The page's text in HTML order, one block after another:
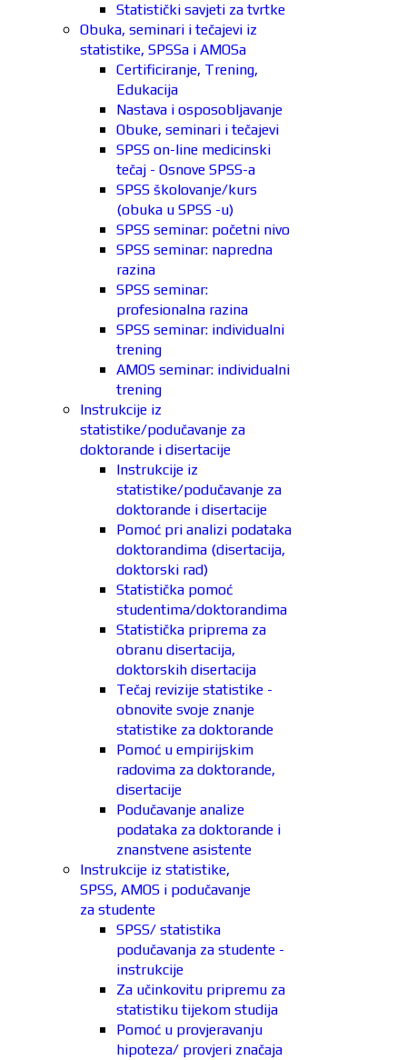
Statistički savjeti za tvrtke
Obuka, seminari i tečajevi iz
statistike, SPSSa i AMOSa
Certificiranje, Trening,
Edukacija
Nastava i osposobljavanje
Obuke, seminari i tečajevi
SPSS on-line medicinski
tečaj - Osnove SPSS-a
SPSS školovanje/kurs
(obuka u SPSS -u)
SPSS seminar: početni nivo
SPSS seminar: napredna
razina
SPSS seminar:
profesionalna razina
SPSS seminar: individualni
trening
AMOS seminar: individualni
trening
Instrukcije iz
statistike/podučavanje za
doktorande i disertacije
Instrukcije iz
statistike/podučavanje za
doktorande i disertacije
Pomoć pri analizi podataka
doktorandima (disertacija,
doktorski rad)
Statistička pomoć
studentima/doktorandima
Statistička priprema za
obranu disertacija,
doktorskih disertacija
Tečaj revizije statistike -
obnovite svoje znanje
statistike za doktorande
Pomoć u empirijskim
radovima za doktorande,
disertacije
Podučavanje analize
podataka za doktorande i
znanstvene asistente
Instrukcije iz statistike,
SPSS, AMOS i podučavanje
za studente
SPSS/ statistika
podučavanja za studente -
instrukcije
Za učinkovitu pripremu za
statistiku tijekom studija
Pomoć u provjeravanju
hipoteza/ provjeri značaja